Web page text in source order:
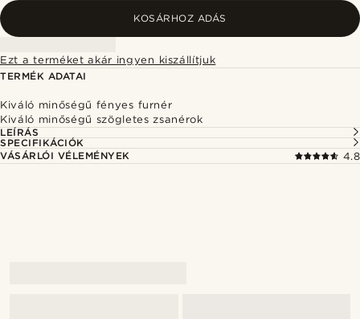
KOSÁRHOZ ADÁS
Ezt a terméket akár ingyen kiszállítjuk
TERMÉK ADATAI
Kiváló minőségű fényes furnér
Kiváló minőségű szögletes zsanérok
LEÍRÁS
SPECIFIKÁCIÓK
VÁSÁRLÓI VÉLEMÉNYEK
4.8